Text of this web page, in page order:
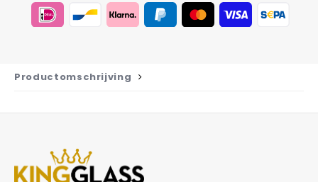
Productomschrijving